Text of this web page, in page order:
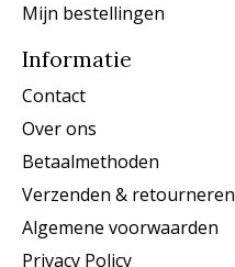
Mijn bestellingen
Informatie
Contact
Over ons
Betaalmethoden
Verzenden & retourneren
Algemene voorwaarden
Privacy Policy